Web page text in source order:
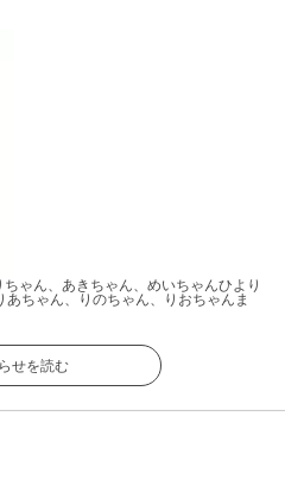
ゃん、あきちゃん、めいちゃんひより
ちゃん、りのちゃん、りおちゃんま
せを読む